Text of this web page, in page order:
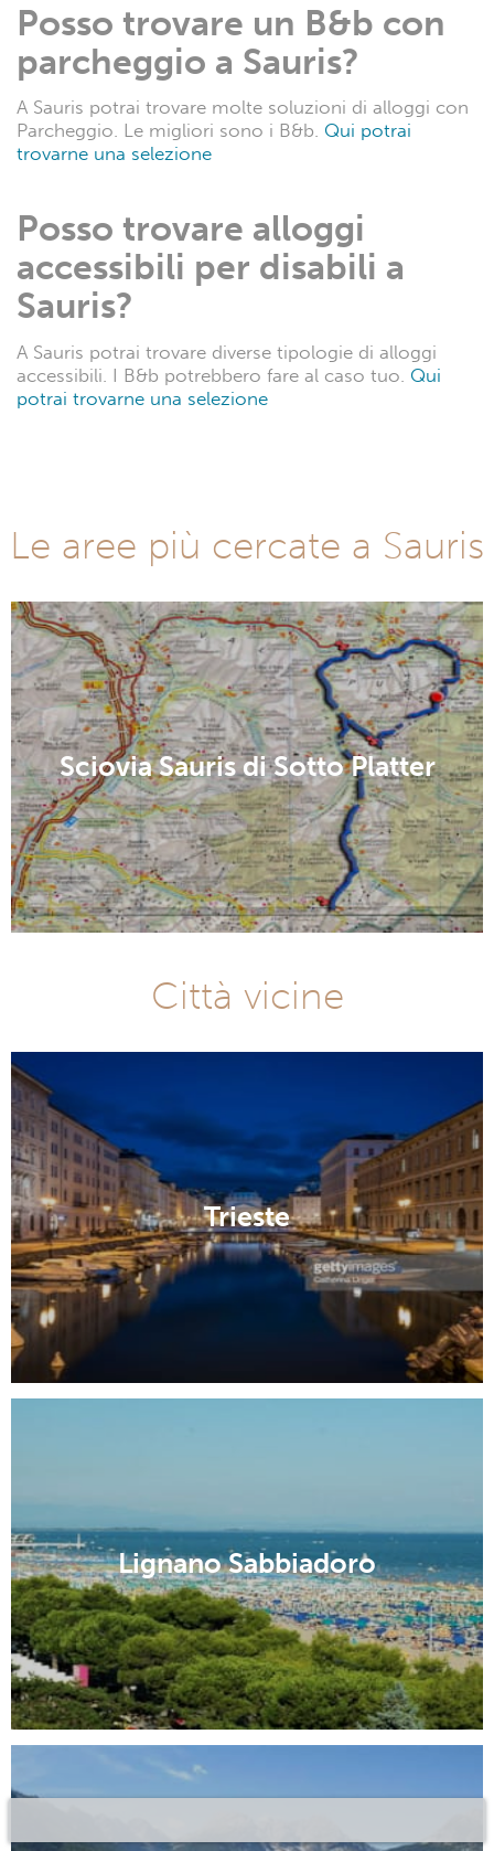
Posso trovare un B&b con
parcheggio a Sauris?
A Sauris potrai trovare molte soluzioni di alloggi con
Parcheggio. Le migliori sono i B&b. Qui potrai
trovarne una selezione
Posso trovare alloggi
accessibili per disabili a
Sauris?
A Sauris potrai trovare diverse tipologie di alloggi
accessibili. I B&b potrebbero fare al caso tuo. Qui
potrai trovarne una selezione
Le aree più cercate a Sauris
Sciovia Sauris di Sotto Platter
Città vicine
Trieste
Lignano Sabbiadoro